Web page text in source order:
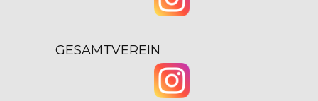
GESAMTVEREIN